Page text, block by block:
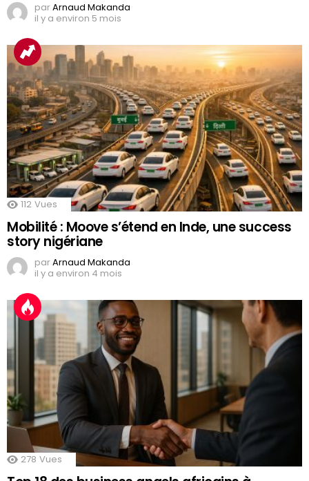
parArnaud Makanda
il y a environ 5 mois
112 Vues
Mobilité : Moove s’étend en Inde, une success
story nigériane
parArnaud Makanda
il y a environ 4 mois
278 Vues